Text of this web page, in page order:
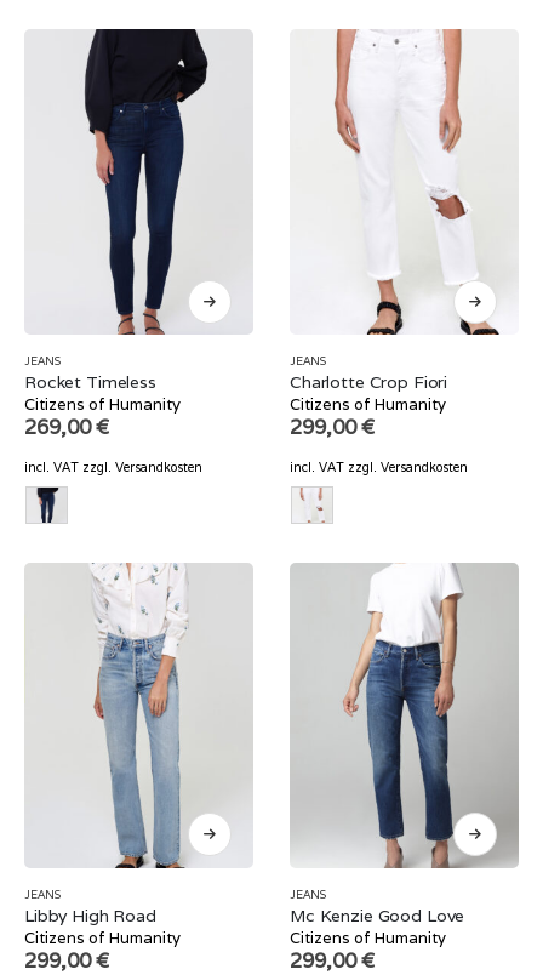
JEANS
Rocket Timeless
Citizens of Humanity
269,00€
incl. VAT zzgl. Versandkosten
JEANS
Charlotte Crop Fiori
Citizens of Humanity
299,00€
incl. VAT zzgl. Versandkosten
JEANS
Libby High Road
Citizens of Humanity
299,00€
JEANS
Mc Kenzie Good Love
Citizens of Humanity
299,00€